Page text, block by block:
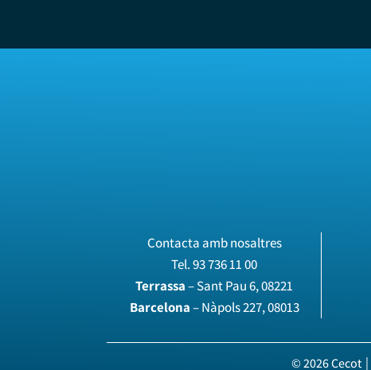
Contacta amb nosaltres
Tel.93 736 11 00
Terrassa– Sant Pau 6, 08221
Barcelona– Nàpols 227, 08013
© 2026 Cecot |